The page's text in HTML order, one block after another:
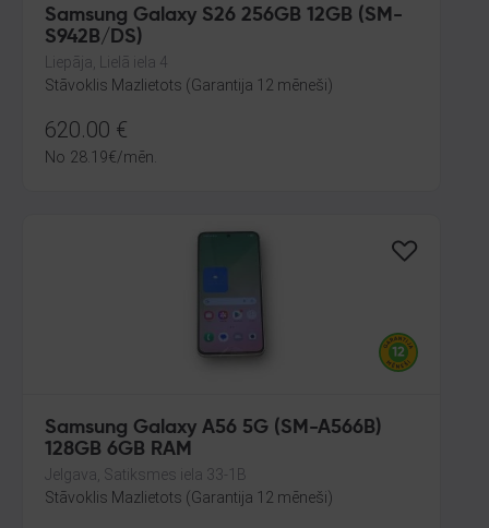
Samsung Galaxy S26 256GB 12GB (SM-
S942B/DS)
Liepāja, Lielā iela 4
Stāvoklis Mazlietots (Garantija 12 mēneši)
620.00 €
No 28.19€/mēn.
Samsung Galaxy A56 5G (SM-A566B)
128GB 6GB RAM
Jelgava, Satiksmes iela 33-1B
Stāvoklis Mazlietots (Garantija 12 mēneši)